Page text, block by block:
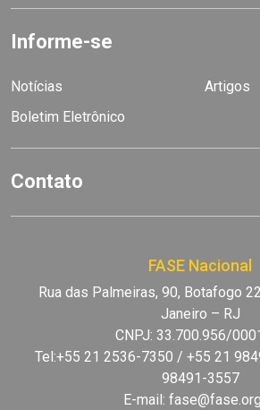
Informe-se
Notícias
Artigos
Boletim Eletrônico
Contato
FASE Nacional
Rua das Palmeiras, 90, Botafogo
Janeiro – RJ
CNPJ: 33.700.956/
Tel:+55 21 2536-7350 / +55 21
98491-3557
E-mail: